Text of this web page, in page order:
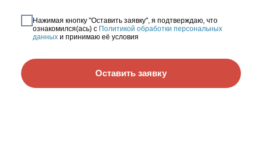
Нажимая кнопку "Оставить заявку", я подтверждаю, что
ознакомился(ась) с Политикой обработки персональных
данных и принимаю её условия
Оставить заявку